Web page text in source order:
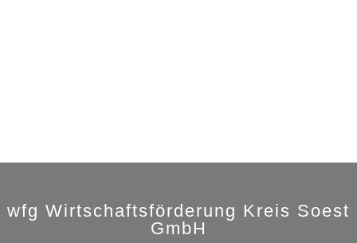
wfg Wirtschaftsförderung Kreis Soest
GmbH